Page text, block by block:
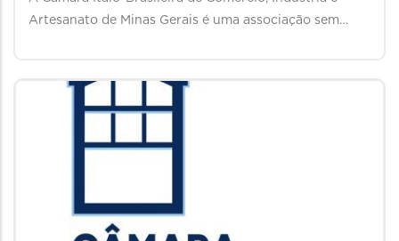
Artesanato de Minas Gerais é uma associação sem…